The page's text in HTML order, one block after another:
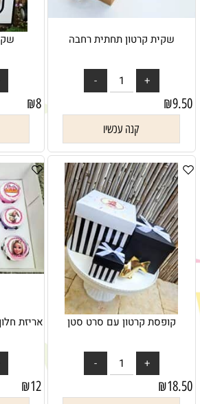
שקית קרטון תחתית רחבה
₪9.50
קנה עכשיו
₪8
קופסת קרטון עם סרט סטן
₪18.50
₪12